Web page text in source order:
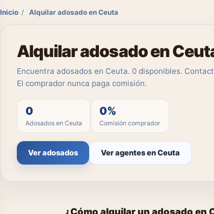
Inicio / Alquilar adosado en Ceuta
Alquilar adosado en
Encuentra adosados en Ceuta. 0 disponibles.
El comprador nunca paga comisión.
0
Adosados en Ceuta
0%
Comisión comprador
Ver adosados Ver agentes en Ceuta
¿Cómo alquilar un adosado en